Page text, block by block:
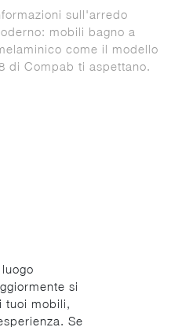
sull'arredo
mobili bagno a
come il modello
di Compab ti aspettano.
si
tuoi mobili,
Se